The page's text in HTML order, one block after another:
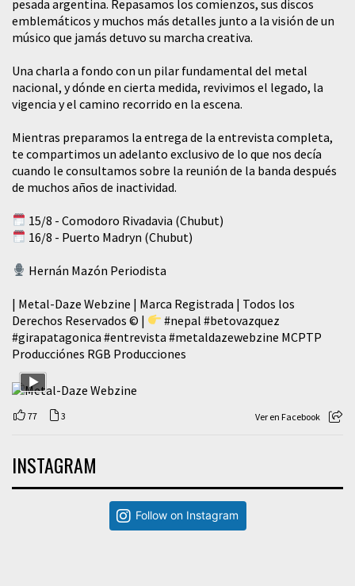
pesada argentina. Repasamos los comienzos, sus discos
emblemáticos y muchos más detalles junto a la visión de un
músico que jamás detuvo su marcha creativa.
​Una charla a fondo con un pilar fundamental del metal
nacional, y dónde en cierta medida, revivimos el legado, la
vigencia y el camino recorrido en la escena.
Mientras preparamos la entrega de la entrevista completa,
te compartimos un adelanto exclusivo de lo que nos decía
cuando le consultamos sobre la reunión de la banda después
de muchos años de inactividad.
15/8 - Comodoro Rivadavia (Chubut)
16/8 - Puerto Madryn (Chubut)
Hernán Mazón Periodista
| Metal-Daze Webzine | Marca Registrada | Todos los
Derechos Reservados © |
#nepal #betovazquez
#girapatagonica #entrevista #metaldazewebzine MCPTP
Producciónes RGB Producciones
77 3 Ver en Facebook
INSTAGRAM
Follow on Instagram